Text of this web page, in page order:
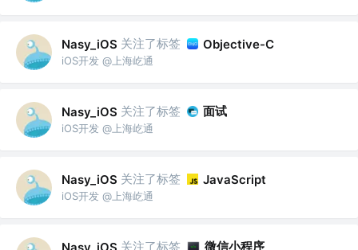
Nasy_iOS 关注了标签 Objective-C
iOS开发 @上海屹通
Nasy_iOS 关注了标签 面试
iOS开发 @上海屹通
Nasy_iOS 关注了标签 JavaScript
iOS开发 @上海屹通
关注了标签 微信小程序